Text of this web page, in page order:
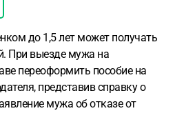
до 1,5 лет может получать
При выезде мужа на
переоформить пособие на
представив справку о
мужа об отказе от